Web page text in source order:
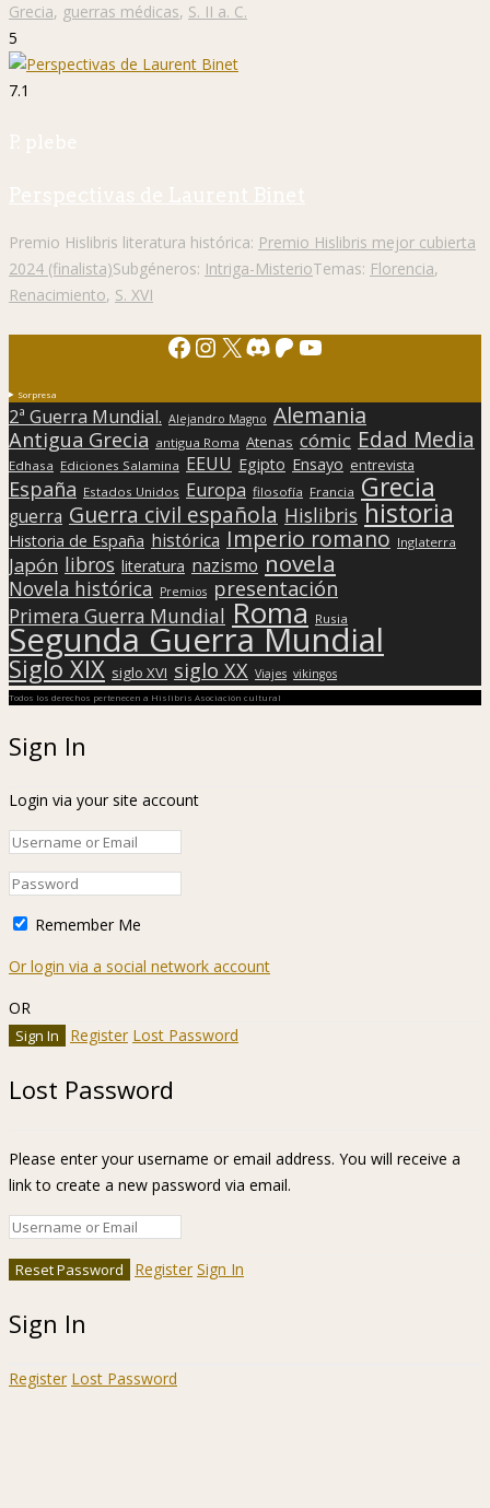
Grecia, guerras médicas, S. II a. C.
5
7.1
P. plebe
Perspectivas de Laurent Binet
Premio Hislibris literatura histórica: Premio Hislibris mejor cubierta
2024 (finalista)Subgéneros: Intriga-MisterioTemas: Florencia,
Renacimiento, S. XVI
Facebook
Instagram
X Discord
Patreon
YouTube
Sorpresa
2ª Guerra Mundial. Alejandro Magno Alemania
Antigua Grecia antigua Roma Atenas cómic Edad Media
Edhasa Ediciones Salamina EEUU Egipto Ensayo entrevista
España Estados Unidos Europa filosofía Francia Grecia
guerra Guerra civil española Hislibris historia
Historia de España histórica Imperio romano Inglaterra
Japón libros literatura nazismo novela
Novela histórica Premios presentación
Primera Guerra Mundial Roma Rusia
Segunda Guerra Mundial
Siglo XIX siglo XVI siglo XX Viajes vikingos
Todos los derechos pertenecen a Hislibris Asociación cultural
Sign In
Login via your site account
Remember Me
Or login via a social network account
OR
Register Lost Password
Lost Password
Please enter your username or email address. You will receive a
link to create a new password via email.
Register Sign In
Sign In
Register Lost Password